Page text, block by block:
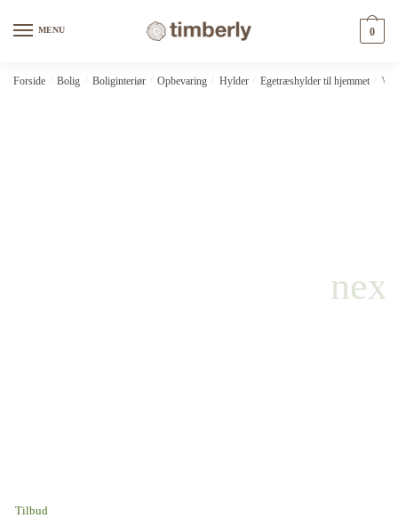
MENU 0
Forside Bolig Boliginteriør Opbevaring Hylder Egetræshylder til hjemmet
Tilbud